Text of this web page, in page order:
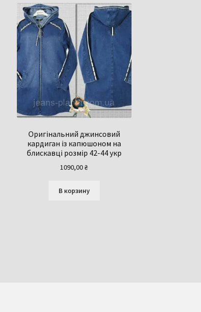
Оригінальний джинсовий
кардиган із капюшоном на
блискавці розмір 42-44 укр
1090,00₴
В корзину